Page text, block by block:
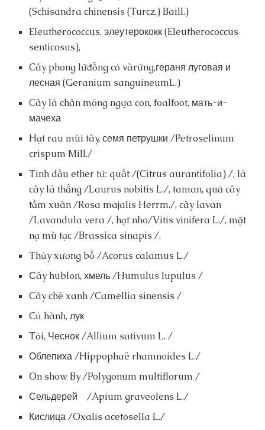
(Schisandra chinensis (Turcz.) Baill.)
Eleutherococcus, элеутерококк (Eleutherococcus
senticosus),
Cây phong lữđồng cỏ vàrừng,гераня луговая и
лесная (Geranium sanguineumL.)
Cây lá chân móng ngựa con, foalfoot, мать-и-
мачеха
Hạt rau mùi tây, семя петрушки /Petroselinum
crispum Mill./
Tinh dầu ether từ: quất /(Citrus aurantifolia) /, lá
cây lá thắng /Laurus nobitis L./, taman, quả cây
tầm xuân /Rosa majalis Herrm./, cây lavan
/Lavandula vera /, hạt nho/Vitis vinifera L./, mặt
nạ mù tạc /Brassica sinapis /.
Thủy xương bồ /Acorus calamus L./
Сây hublon, хмель /Humulus lupulus /
Cây chè xanh /Camellia sinensis /
Củ hành, лук
Tỏi, Чеснок /Allium sativum L. /
Облепиха /Hippophaë rhamnoides L./
On show By /Polygonum multiflorum /
Сельдерей /Apium graveolens L./
Кислица /Oxalis acetosella L./